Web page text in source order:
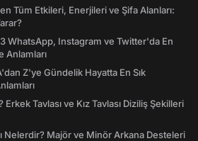
Tüm Etkileri, Enerjileri ve Şifa Alanları:
WhatsApp, Instagram ve Twitter'da En
Anlamları
Z'ye Gündelik Hayatta En Sık
Erkek Tavlası ve Kız Tavlası Diziliş Şekilleri
Nelerdir? Majör ve Minör Arkana Desteleri